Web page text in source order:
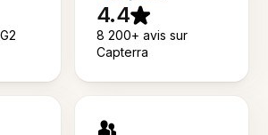
4.4
8 200+ avis sur
Capterra